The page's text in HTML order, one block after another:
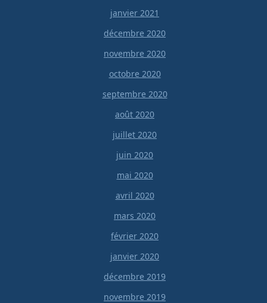
janvier 2021
décembre 2020
novembre 2020
octobre 2020
septembre 2020
août 2020
juillet 2020
juin 2020
mai 2020
avril 2020
mars 2020
février 2020
janvier 2020
décembre 2019
novembre 2019